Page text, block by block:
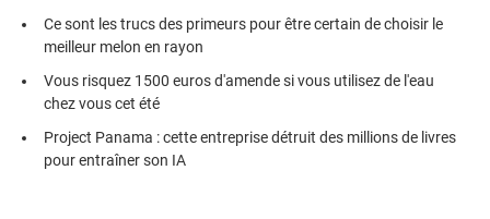
Ce sont les trucs des primeurs pour être certain de choisir le
meilleur melon en rayon
Vous risquez 1500 euros d'amende si vous utilisez de l'eau
chez vous cet été
Project Panama : cette entreprise détruit des millions de livres
pour entraîner son IA